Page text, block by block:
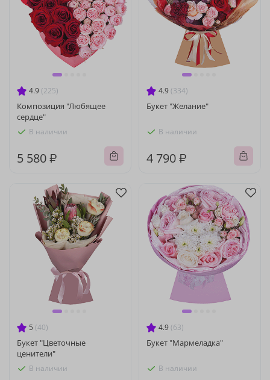
4.9 (225)
Композиция "Любящее
сердце"
В наличии
5 580 ₽
4.9 (334)
Букет "Желание"
В наличии
4 790 ₽
5 (40)
Букет "Цветочные
ценители"
В наличии
4.9 (63)
Букет "Мармеладка"
В наличии